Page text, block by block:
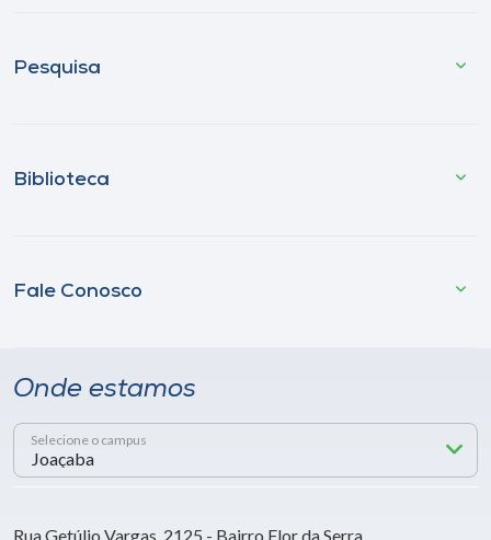
Pesquisa
Biblioteca
Fale Conosco
Onde estamos
Selecione o campus
Rua Getúlio Vargas, 2125 - Bairro Flor da Serra